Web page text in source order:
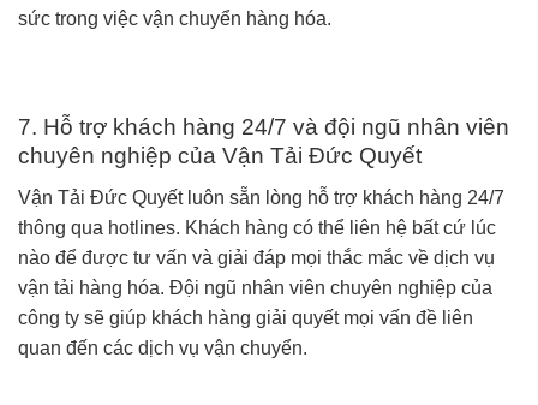
sức trong việc vận chuyển hàng hóa.
7. Hỗ trợ khách hàng 24/7 và đội ngũ nhân viên
chuyên nghiệp của Vận Tải Đức Quyết
Vận Tải Đức Quyết luôn sẵn lòng hỗ trợ khách hàng 24/7
thông qua hotlines. Khách hàng có thể liên hệ bất cứ lúc
nào để được tư vấn và giải đáp mọi thắc mắc về dịch vụ
vận tải hàng hóa. Đội ngũ nhân viên chuyên nghiệp của
công ty sẽ giúp khách hàng giải quyết mọi vấn đề liên
quan đến các dịch vụ vận chuyển.